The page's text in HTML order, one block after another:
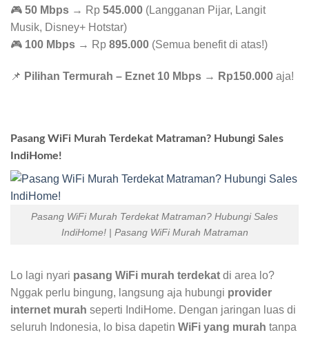
🎮 50 Mbps → Rp 545.000 (Langganan Pijar, Langit
Musik, Disney+ Hotstar)
🎮 100 Mbps → Rp 895.000 (Semua benefit di atas!)
📌 Pilihan Termurah – Eznet 10 Mbps → Rp150.000 aja!
Pasang WiFi Murah Terdekat Matraman? Hubungi Sales
IndiHome!
Pasang WiFi Murah Terdekat Matraman? Hubungi Sales
IndiHome! | Pasang WiFi Murah Matraman
Lo lagi nyari pasang WiFi murah terdekat di area lo?
Nggak perlu bingung, langsung aja hubungi provider
internet murah seperti IndiHome. Dengan jaringan luas di
seluruh Indonesia, lo bisa dapetin WiFi yang murah tanpa